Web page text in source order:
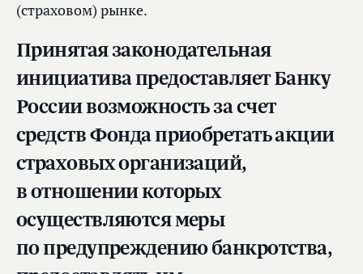
(страховом) рынке.
Принятая законодательная
инициатива предоставляет Банку
России возможность за счет
средств Фонда приобретать акции
страховых организаций,
в отношении которых
осуществляются меры
по предупреждению банкротства,